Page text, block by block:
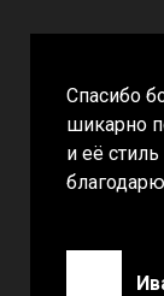
Спасибо
шикарно
и её